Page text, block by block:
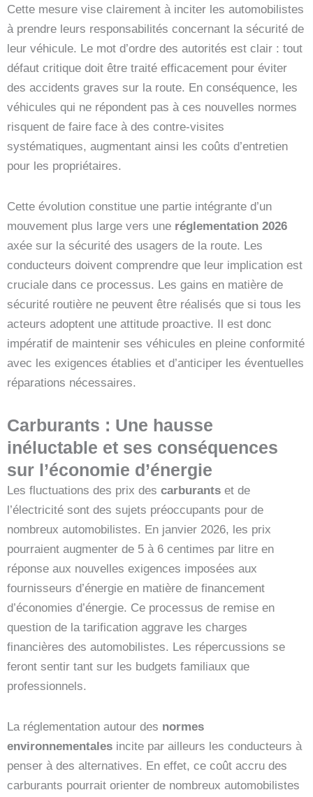
Cette mesure vise clairement à inciter les automobilistes
à prendre leurs responsabilités concernant la sécurité de
leur véhicule. Le mot d’ordre des autorités est clair : tout
défaut critique doit être traité efficacement pour éviter
des accidents graves sur la route. En conséquence, les
véhicules qui ne répondent pas à ces nouvelles normes
risquent de faire face à des contre-visites
systématiques, augmentant ainsi les coûts d’entretien
pour les propriétaires.
Cette évolution constitue une partie intégrante d’un
mouvement plus large vers une réglementation 2026
axée sur la sécurité des usagers de la route. Les
conducteurs doivent comprendre que leur implication est
cruciale dans ce processus. Les gains en matière de
sécurité routière ne peuvent être réalisés que si tous les
acteurs adoptent une attitude proactive. Il est donc
impératif de maintenir ses véhicules en pleine conformité
avec les exigences établies et d’anticiper les éventuelles
réparations nécessaires.
Carburants : Une hausse
inéluctable et ses conséquences
sur l’économie d’énergie
Les fluctuations des prix des carburants et de
l’électricité sont des sujets préoccupants pour de
nombreux automobilistes. En janvier 2026, les prix
pourraient augmenter de 5 à 6 centimes par litre en
réponse aux nouvelles exigences imposées aux
fournisseurs d’énergie en matière de financement
d’économies d’énergie. Ce processus de remise en
question de la tarification aggrave les charges
financières des automobilistes. Les répercussions se
feront sentir tant sur les budgets familiaux que
professionnels.
La réglementation autour des normes
environnementales incite par ailleurs les conducteurs à
penser à des alternatives. En effet, ce coût accru des
carburants pourrait orienter de nombreux automobilistes